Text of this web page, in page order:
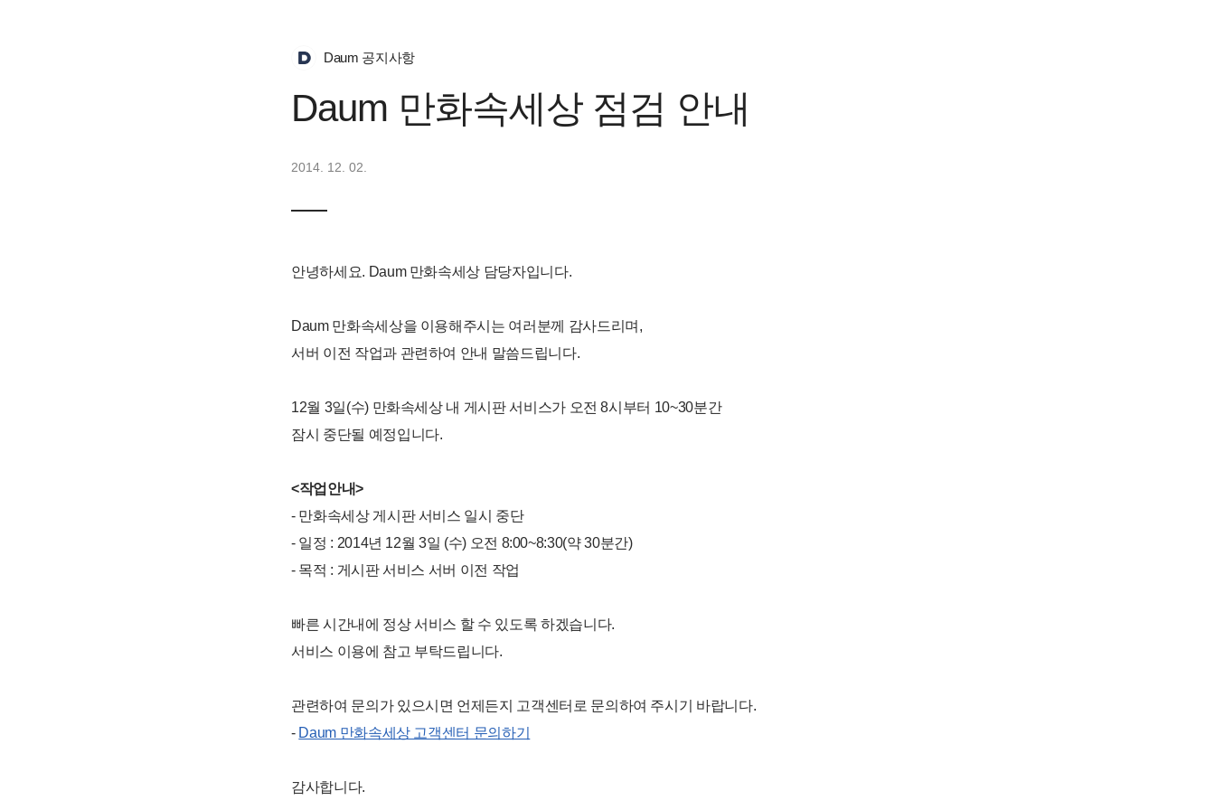
Daum 공지사항
Daum 만화속세상 점검 안내
2014. 12. 02.
안녕하세요. Daum 만화속세상 담당자입니다.
Daum 만화속세상을 이용해주시는 여러분께 감사드리며,
서버 이전 작업과 관련하여 안내 말씀드립니다.
12월 3일(수) 만화속세상 내 게시판 서비스가 오전 8시부터 10~30분간
잠시 중단될 예정입니다.
<작업안내>
- 만화속세상 게시판 서비스 일시 중단
- 일정 : 2014년 12월 3일 (수) 오전 8:00~8:30(약 30분간)
- 목적 : 게시판 서비스 서버 이전 작업
빠른 시간내에 정상 서비스 할 수 있도록 하겠습니다.
서비스 이용에 참고 부탁드립니다.
관련하여 문의가 있으시면 언제든지 고객센터로 문의하여 주시기 바랍니다.
- Daum 만화속세상 고객센터 문의하기
감사합니다.